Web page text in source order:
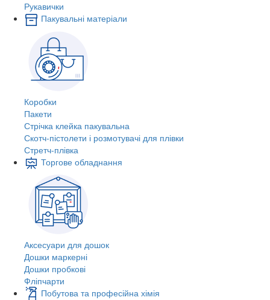
Рукавички
Пакувальні матеріали
Коробки
Пакети
Стрічка клейка пакувальна
Скотч-пістолети і розмотувачі для плівки
Стретч-плівка
Торгове обладнання
Аксесуари для дошок
Дошки маркерні
Дошки пробкові
Фліпчарти
Побутова та професійна хімія